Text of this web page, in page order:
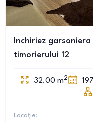
Inchiriez
timorierului 12
32.00 m2
Locație: